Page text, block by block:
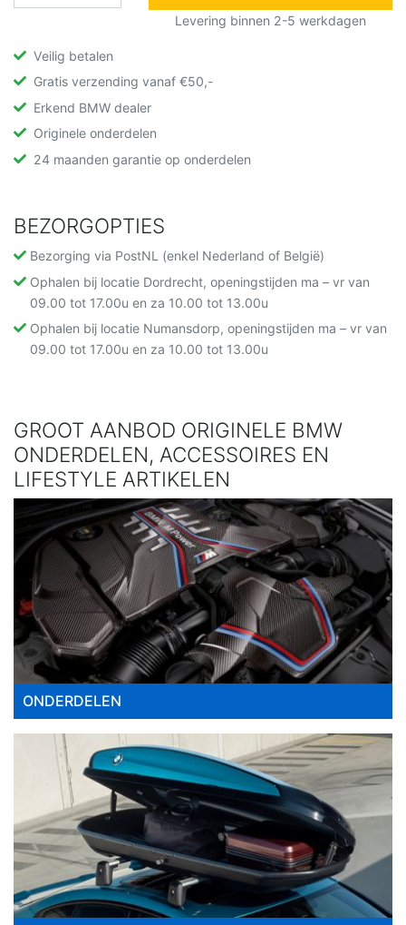
Levering binnen 2-5 werkdagen
Veilig betalen
Gratis verzending vanaf €50,-
Erkend BMW dealer
Originele onderdelen
24 maanden garantie op onderdelen
BEZORGOPTIES
Bezorging via PostNL (enkel Nederland of België)
Ophalen bij locatie Dordrecht, openingstijden ma – vr van
09.00 tot 17.00u en za 10.00 tot 13.00u
Ophalen bij locatie Numansdorp, openingstijden ma – vr van
09.00 tot 17.00u en za 10.00 tot 13.00u
GROOT AANBOD ORIGINELE BMW
ONDERDELEN, ACCESSOIRES EN
LIFESTYLE ARTIKELEN
ONDERDELEN